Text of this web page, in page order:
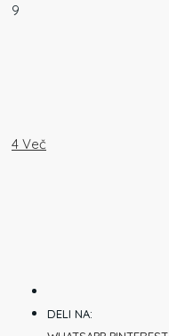
9
4 Več
DELI NA: